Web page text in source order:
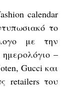
calendar
το
με την
–
Gucci και
retailers του